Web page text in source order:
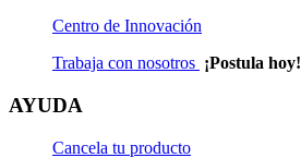
Centro de Innovación
Trabaja con nosotros ¡Postula hoy!
AYUDA
Cancela tu producto